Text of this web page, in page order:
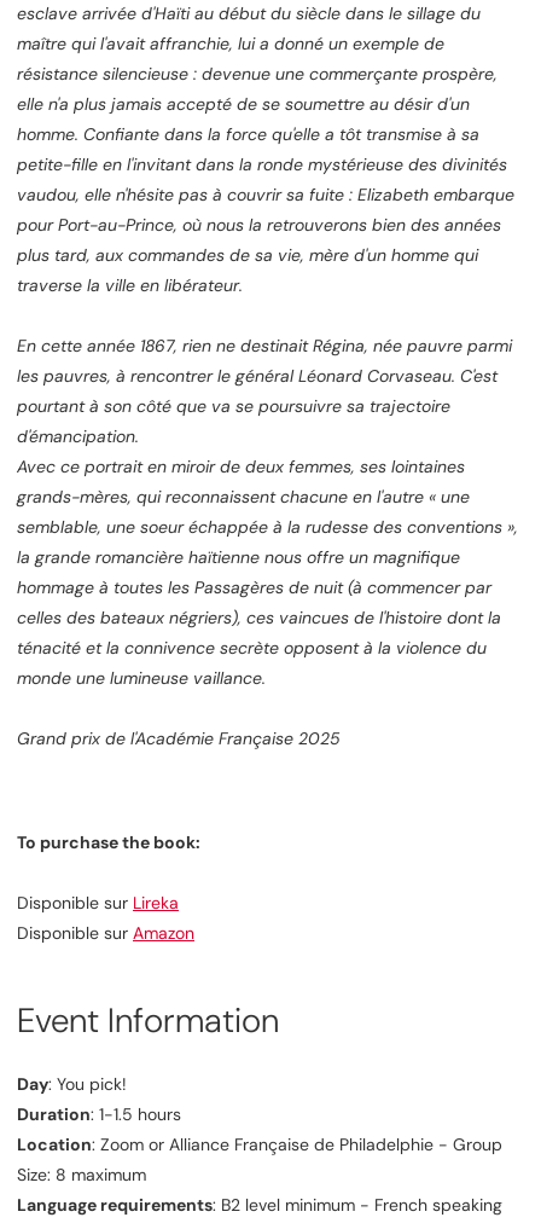
esclave arrivée d'Haïti au début du siècle dans le sillage du
maître qui l'avait affranchie, lui a donné un exemple de
résistance silencieuse : devenue une commerçante prospère,
elle n'a plus jamais accepté de se soumettre au désir d'un
homme. Confiante dans la force qu'elle a tôt transmise à sa
petite-fille en l'invitant dans la ronde mystérieuse des divinités
vaudou, elle n'hésite pas à couvrir sa fuite : Elizabeth embarque
pour Port-au-Prince, où nous la retrouverons bien des années
plus tard, aux commandes de sa vie, mère d'un homme qui
traverse la ville en libérateur.
En cette année 1867, rien ne destinait Régina, née pauvre parmi
les pauvres, à rencontrer le général Léonard Corvaseau. C'est
pourtant à son côté que va se poursuivre sa trajectoire
d'émancipation.
Avec ce portrait en miroir de deux femmes, ses lointaines
grands-mères, qui reconnaissent chacune en l'autre « une
semblable, une soeur échappée à la rudesse des conventions »,
la grande romancière haïtienne nous offre un magnifique
hommage à toutes les Passagères de nuit (à commencer par
celles des bateaux négriers), ces vaincues de l'histoire dont la
ténacité et la connivence secrète opposent à la violence du
monde une lumineuse vaillance.
Grand prix de l'Académie Française 2025
To purchase the book:
Disponible sur Lireka
Disponible sur Amazon
Event Information
Day: You pick!
Duration: 1-1.5 hours
Location: Zoom or Alliance Française de Philadelphie - Group
Size: 8 maximum
Language requirements: B2 level minimum - French speaking